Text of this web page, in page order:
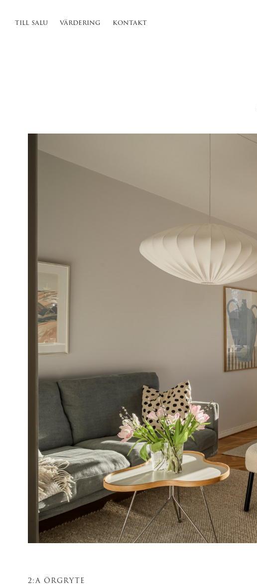
till salu värdering kontakt
2:A ÖRGRYTE